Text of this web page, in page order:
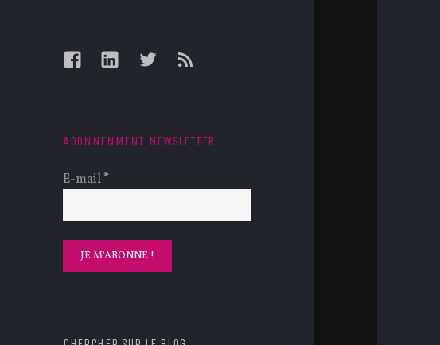
FacebookLinkedInTwitterFeed
ABONNENMENT NEWSLETTER
E-mail*